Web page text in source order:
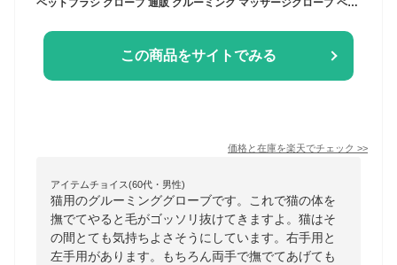
ペットブラシ グローブ 通販 グルーミング マッサージグローブ ペット ブラシ トリミング 右手用 グルーミンググローブ ペット用 抜け毛防止 抜け毛ケア 犬 猫 入浴 いぬ イヌ ネコ ねこ
この商品をサイトでみる
価格と在庫を楽天でチェック >>
アイテムチョイス(60代・男性)
猫用のグルーミンググローブです。これで猫の体を
撫でてやると毛がゴッソリ抜けてきますよ。猫はそ
の間とても気持ちよさそうにしています。右手用と
左手用があります。もちろん両手で撫でてあげても